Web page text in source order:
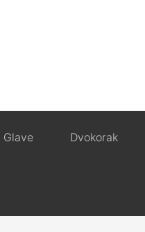
Glave Dvokorak